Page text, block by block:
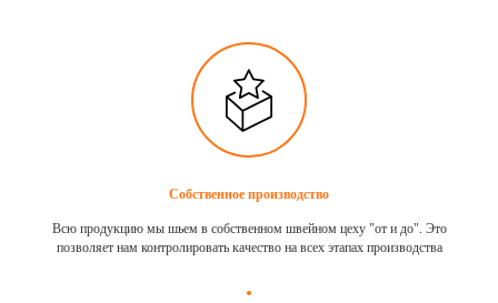
Собственное производство
Всю продукцию мы шьем в собственном швейном цеху "от и до". Это
позволяет нам контролировать качество на всех этапах производства